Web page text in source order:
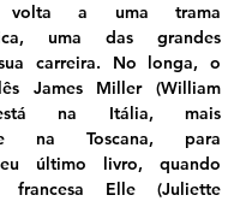
volta a uma trama
uma das grandes
carreira. No longa, o
James Miller (William
na Itália, mais
na Toscana, para
último livro, quando
francesa Elle (Juliette